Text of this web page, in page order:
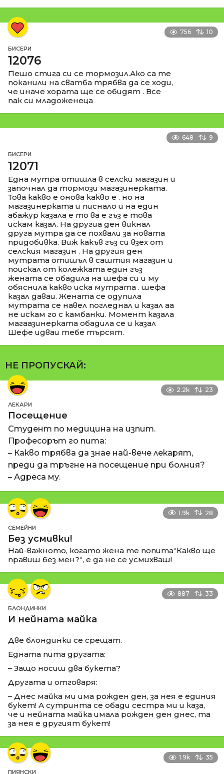
756 10
БИСЕРИ
12076
Пешо стига си се тормозил.Ако са те
поканили на сватба трябва да се ходи,
че иначе хората ще се обидят . Все
пак си младоженеца
648 9
БИСЕРИ
12071
Една мутра отишла в селски магазин и
започнал да тормози магазинерката.
Това какво е онова какво е . но на
магазинерката и писнало и на един
абажур казала е то ва е гъз е това
искам казал. На другиа ден викнал
друга мутра да се похвали за новата
придобивка. Виж какъв гъз си взех от
селския магазин . На другия ден
мутрата отишъл в саштия магазин и
поискал от колежката един гъз
жената се обадила на шефа си и му
обяснила какво иска мутрата . шефа
казал даваи. Жената се одупила
мутрата се навел погледнал и казал аа
не искам го с камбанки. Момент казала
магаазинерката обадила се и казал
Шефе идваи тебе търсят.
НЕ ПРОПУСКАЙ:
2.2k 23
ЛЕКАРИ
Посещение
Студент по медицина на изпит.
Професорът го пита:
– Какво трябва да знае най-вече лекарят,
преди да тръгне на посещение при болния?
– Адреса му.
1.9k 28
СЕМЕЙНИ
Без усмивки!
Най-важното, когато жена те попита“Какво ще
правиш без мен?“, е да не се усмихваш!
887 33
БЛОНДИНКИ
И нейната майка
Две блондинки се срещат.
Едната пита другата:
– Защо носиш два букета?
Другата и отговаря:
– Днес майка ми има рожден ден, за нея е единия
букет! А сутринта се обади сестра ми и каза,
че и нейната майка имала рожден ден днес, та
за нея е другият букет!
1.9k 35
ПИЯНСКИ